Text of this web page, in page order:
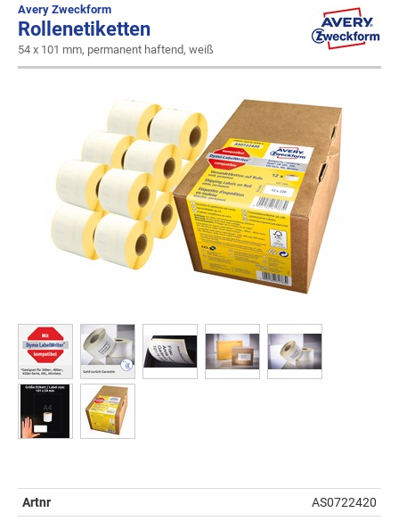
Avery Zweckform
Rollenetiketten
54 x 101 mm, permanent haftend, weiß
Artnr
AS0722420